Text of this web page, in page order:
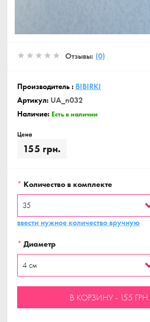
Отзывы: (0)
Производитель : BIBIRKI
Артикул: UA_n032
Наличие: Есть в наличии
Цена
155 грн.
* Количество в комплекте
ввести нужное количество вручную
* Диаметр
В КОРЗИНУ - 155 ГРН.